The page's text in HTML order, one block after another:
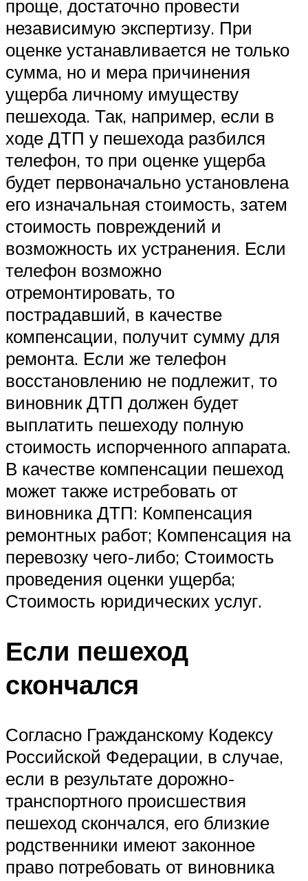
проще, достаточно провести
независимую экспертизу. При
оценке устанавливается не только
сумма, но и мера причинения
ущерба личному имуществу
пешехода. Так, например, если в
ходе ДТП у пешехода разбился
телефон, то при оценке ущерба
будет первоначально установлена
его изначальная стоимость, затем
стоимость повреждений и
возможность их устранения. Если
телефон возможно
отремонтировать, то
пострадавший, в качестве
компенсации, получит сумму для
ремонта. Если же телефон
восстановлению не подлежит, то
виновник ДТП должен будет
выплатить пешеходу полную
стоимость испорченного аппарата.
В качестве компенсации пешеход
может также истребовать от
виновника ДТП: Компенсация
ремонтных работ; Компенсация на
перевозку чего-либо; Стоимость
проведения оценки ущерба;
Стоимость юридических услуг.
Если пешеход
скончался
Согласно Гражданскому Кодексу
Российской Федерации, в случае,
если в результате дорожно-
транспортного происшествия
пешеход скончался, его близкие
родственники имеют законное
право потребовать от виновника